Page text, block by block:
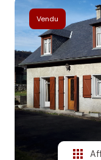
CONTACTER
NOS
BIENS
VENDUS
ALERTE
E-MAIL
Vendu